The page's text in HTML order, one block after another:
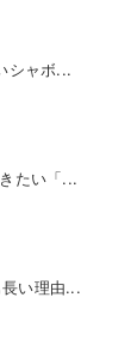
シャボ...
たい「...
い理由...